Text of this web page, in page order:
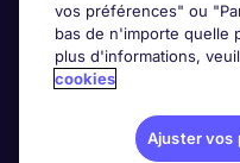
Entreprises
Contact
Les avis Google
vos préférences" ou
bas de n'importe quelle
plus d'informations,
cookies
Ajuster vos